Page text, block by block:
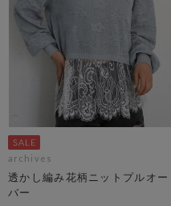
archives
透かし編み花柄ニットプルオー
バー